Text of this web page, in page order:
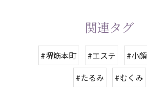
関連タグ
#堺筋本町 #エステ #小顔
#たるみ
#むくみ